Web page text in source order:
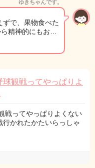
ゆきちゃんです。
ずで、果物食べた
精神的にもお…
観戦ってやっぱりよ
戦ってやっぱりよくない
行かれたかたいらっしゃ